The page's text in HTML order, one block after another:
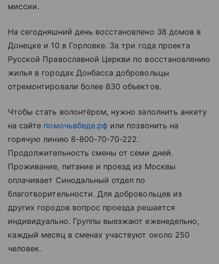
миссии.
На сегодняшний день восстановлено 38 домов в
Донецке и 10 в Горловке. За три года проекта
Русской Православной Церкви по восстановлению
жилья в городах Донбасса добровольцы
отремонтировали более 830 объектов.
Чтобы стать волонтёром, нужно заполнить анкету
на сайте помочьвбеде.рф или позвонить на
горячую линию 8-800-70-70-222.
Продолжительность смены от семи дней.
Проживание, питание и проезд из Москвы
оплачивает Синодальный отдел по
благотворительности. Для добровольцев из
других городов вопрос проезда решается
индивидуально. Группы выезжают еженедельно,
каждый месяц в сменах участвуют около 250
человек.